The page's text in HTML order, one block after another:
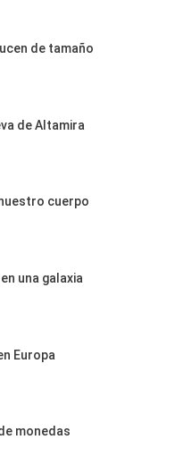
de tamaño
de Altamira
cuerpo
una galaxia
Europa
monedas